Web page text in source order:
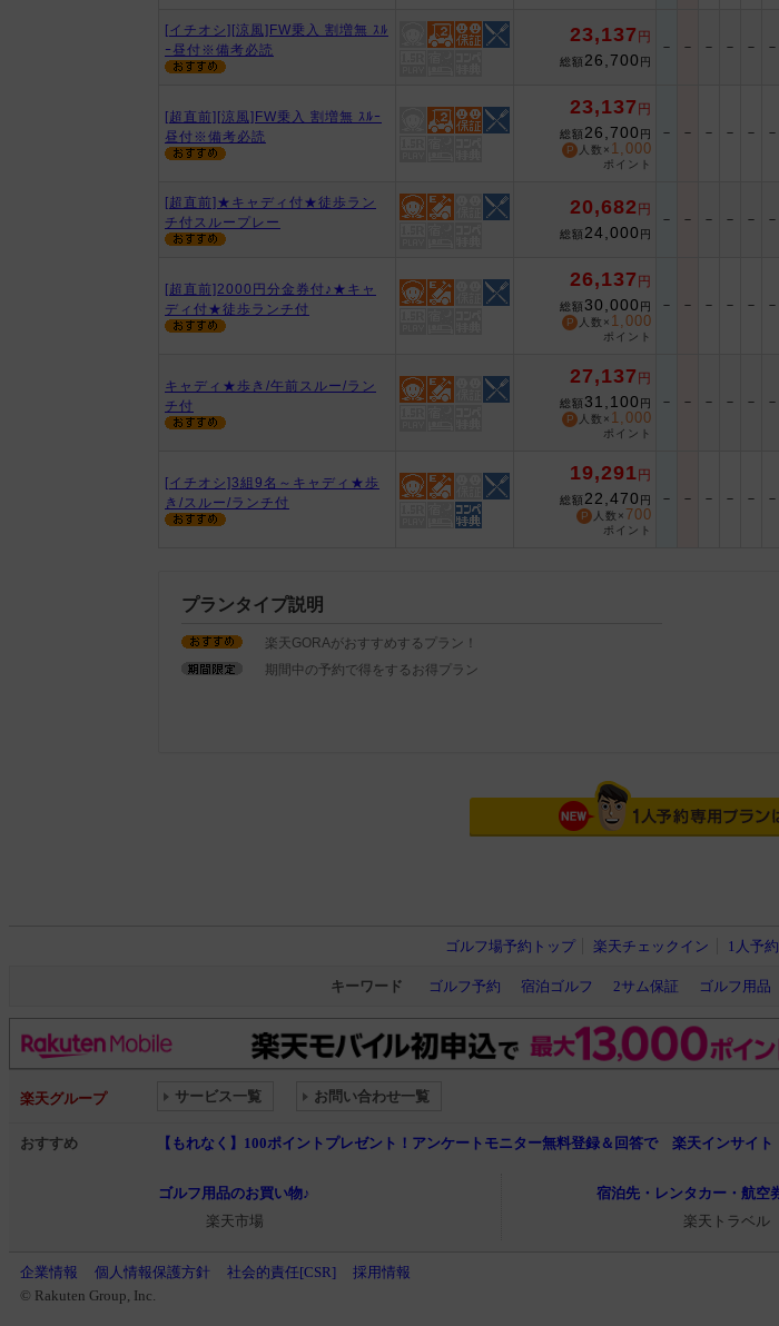
[イチオシ][涼風]FW乗入 割増無 ｽﾙ
ｰ昼付※備考必読
23,137 円
総額 26,700 円
－ － － － － －
[超直前][涼風]FW乗入 割増無 ｽﾙｰ
昼付※備考必読
23,137 円
総額 26,700 円
人数× 1,000
ポイント
－ － － － － －
[超直前]★キャディ付★徒歩ラン
チ付スループレー
20,682 円
総額 24,000 円
－ － － － － －
[超直前]2000円分金券付♪★キャ
ディ付★徒歩ランチ付
26,137 円
総額 30,000 円
人数× 1,000
ポイント
－ － － － － －
キャディ★歩き/午前スルー/ラン
チ付
27,137 円
総額 31,100 円
人数× 1,000
ポイント
－ － － － － －
[イチオシ]3組9名～キャディ★歩
き/スルー/ランチ付
19,291 円
総額 22,470 円
人数× 700
ポイント
－ － － － － －
プランタイプ説明
楽天GORAがおすすめするプラン！
期間中の予約で得をするお得プラン
ゴルフ場予約トップ 楽天チェックイン 1人予約
キーワード ゴルフ予約 宿泊ゴルフ 2サム保証 ゴルフ用品
楽天グループ サービス一覧 お問い合わせ一覧
おすすめ 【もれなく】100ポイントプレゼント！アンケートモニター無料登録＆回答で 楽天インサイト
ゴルフ用品のお買い物♪
楽天市場
宿泊先・レンタカー・航空
楽天トラベル
企業情報 個人情報保護方針 社会的責任[CSR]
採用情報
© Rakuten Group, Inc.